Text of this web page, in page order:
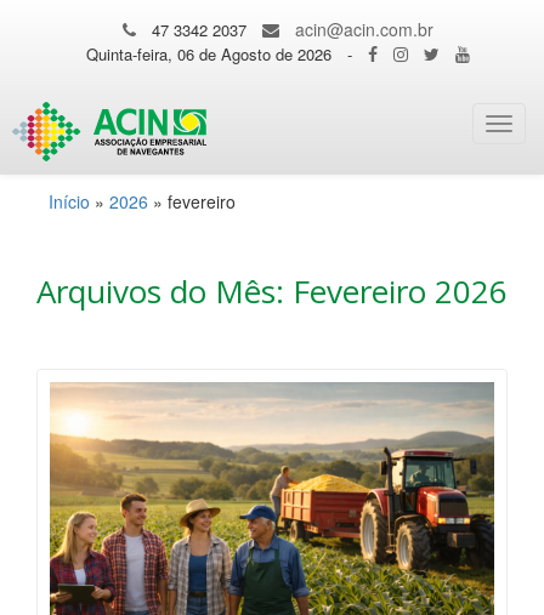
47 3342 2037 acin@acin.com.br
Quinta-feira, 06 de Agosto de 2026 -
Início » 2026 » fevereiro
Arquivos do Mês: Fevereiro 2026